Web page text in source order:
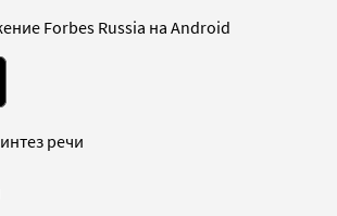
Forbes Russia на Android
речи